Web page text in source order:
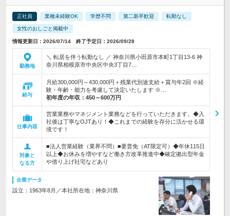
正社員 業種未経験OK 学歴不問 第二新卒歓迎 転勤なし
女性のおしごと掲載中
情報更新日：2026/07/14 終了予定日：2026/09/28
勤務地
＼ 転居を伴う転勤なし ／ 神奈川県小田原市本町1丁目13-6 神
奈川県相模原市中央区中央3丁目7…
給与
月給300,000円～430,000円＋残業代別途支給＋賞与年2回 ※経
験・年齢・能力を考慮して決定いたします ※…
初年度の年収： 450～600万円
仕事内容
営業業務やマネジメント業務などを行っていただきます。◆入
社後は丁寧なOJTあり！◆これまでの経験を存分に活かせる環
境です！
対象と
なる方
■法人営業経験（業界不問）■要普免（AT限定可）◆年休115日
以上◆お休みを増やすなど働き方改革推進中◆確定拠出型年金
や借り上げ社宅などあり
企業データ
設立：1963年8月／本社所在地：神奈川県